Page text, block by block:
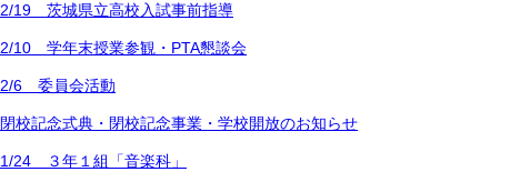
2/19 茨城県立高校入試事前指導
2/10 学年末授業参観・PTA懇談会
2/6 委員会活動
閉校記念式典・閉校記念事業・学校開放のお知らせ
1/24 ３年１組「音楽科」